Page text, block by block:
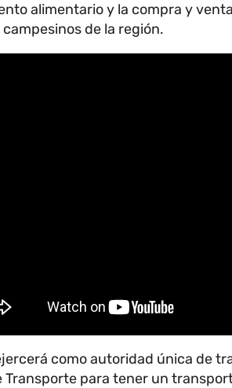
alimentario y la compra y
de la región.
como autoridad única de
Transporte para tener un